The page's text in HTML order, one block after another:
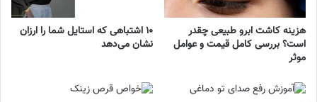
هزینه کاشت ابرو طبیعی چقدر
است؟ بررسی کامل قیمت و عوامل
موثر
۱۰ اشتباهی که استایل شما را ارزان
نشان می‌دهد